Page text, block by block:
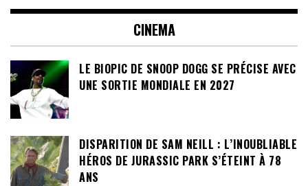
CINEMA
LE BIOPIC DE SNOOP DOGG SE PRÉCISE AVEC
UNE SORTIE MONDIALE EN 2027
DISPARITION DE SAM NEILL : L’INOUBLIABLE
HÉROS DE JURASSIC PARK S’ÉTEINT À 78
ANS